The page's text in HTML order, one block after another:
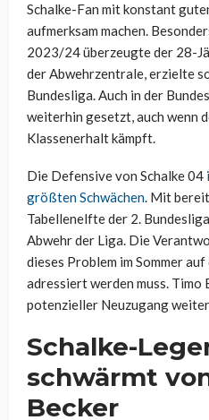
Schalke-Fan mit konstant
aufmerksam machen.
2023/24 überzeugte der 28-
der Abwehrzentrale, erzielte
Bundesliga. Auch in der
weiterhin gesetzt, auch wenn
Klassenerhalt kämpft.
Die Defensive von Schalke 04
größten Schwächen. Mit
Tabellenelfte der 2.
Abwehr der Liga. Die
dieses Problem im Sommer
adressiert werden muss. Timo
potenzieller Neuzugang
Schalke-
schwärmt
Becker